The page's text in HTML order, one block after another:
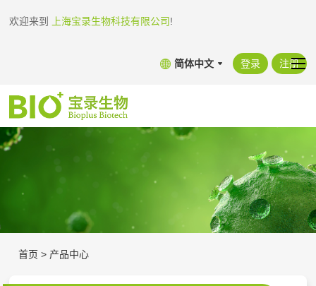
欢迎来到 上海宝录生物科技有限公司!
简体中文 登录 注册
首页 > 产品中心